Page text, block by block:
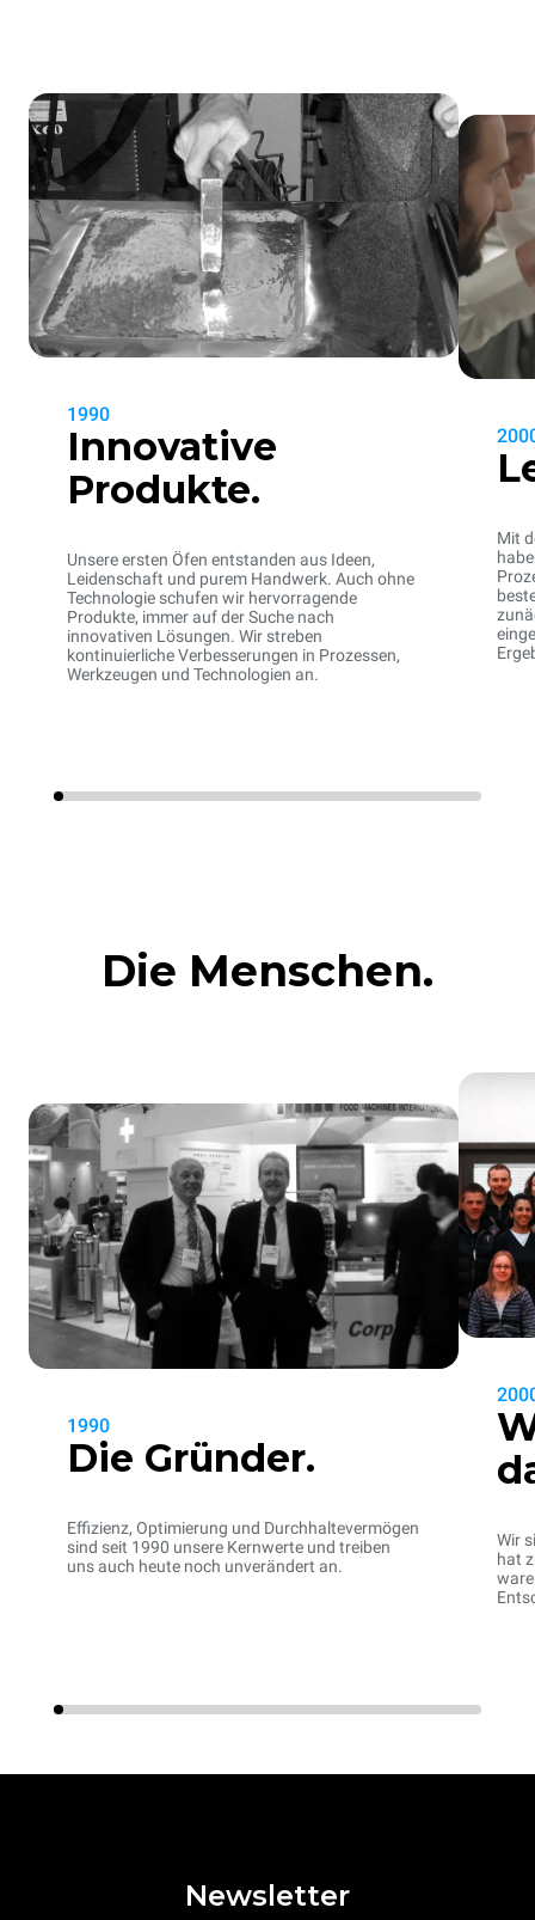
1990
Innovative
Produkte.
Unsere ersten Öfen entstanden aus Ideen,
Leidenschaft und purem Handwerk. Auch ohne
Technologie schufen wir hervorragende
Produkte, immer auf der Suche nach
innovativen Lösungen. Wir streben
kontinuierliche Verbesserungen in Prozessen,
Werkzeugen und Technologien an.
Mit
Die Menschen.
1990
Die Gründer.
Effizienz, Optimierung und Durchhaltevermögen
sind seit 1990 unsere Kernwerte und treiben
uns auch heute noch unverändert an.
Wir
hat
Newsletter